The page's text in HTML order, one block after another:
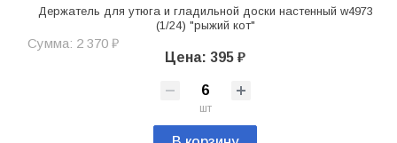
Держатель для утюга и гладильной доски настенный w4973
(1/24) "рыжий кот"
Сумма: 2 370 ₽
Цена: 395 ₽
шт